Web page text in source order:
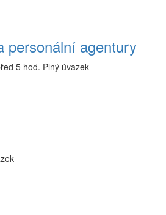
personální agentury
5 hod. Plný úvazek